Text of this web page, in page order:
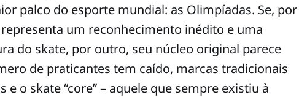
palco do esporte mundial: as Olimpíadas. Se, por
um reconhecimento inédito e uma
do skate, por outro, seu núcleo original parece
de praticantes tem caído, marcas tradicionais
e o skate “core” – aquele que sempre existiu à